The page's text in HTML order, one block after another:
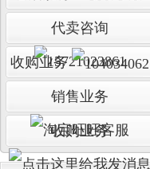
代卖咨询
收购业务
销售业务
收购业务